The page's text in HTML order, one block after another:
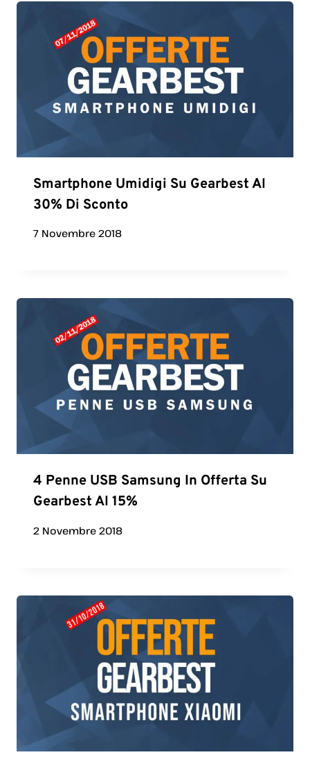
Smartphone Umidigi Su Gearbest Al
30% Di Sconto
7 Novembre 2018
4 Penne USB Samsung In Offerta Su
Gearbest Al 15%
2 Novembre 2018